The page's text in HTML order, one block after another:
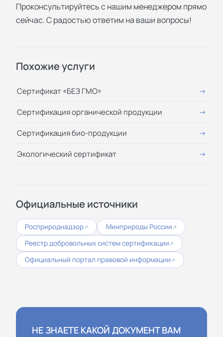
Проконсультируйтесь с нашим менеджером прямо
сейчас. С радостью ответим на ваши вопросы!
Похожие услуги
Сертификат «БЕЗ ГМО»
Сертификация органической продукции
Сертификация био-продукции
Экологический сертификат
Официальные источники
Росприроднадзор↗ Минприроды России ↗
Реестр добровольных систем сертификации ↗
Официальный портал правовой информации ↗
НЕ ЗНАЕТЕ КАКОЙ ДОКУМЕНТ ВАМ